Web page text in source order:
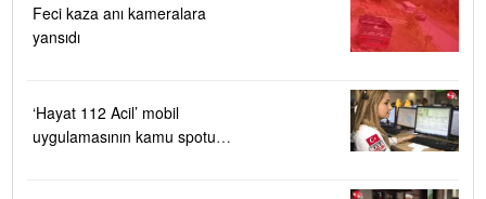
Feci kaza anı kameralara
yansıdı
‘Hayat 112 Acil’ mobil
uygulamasının kamu spotu